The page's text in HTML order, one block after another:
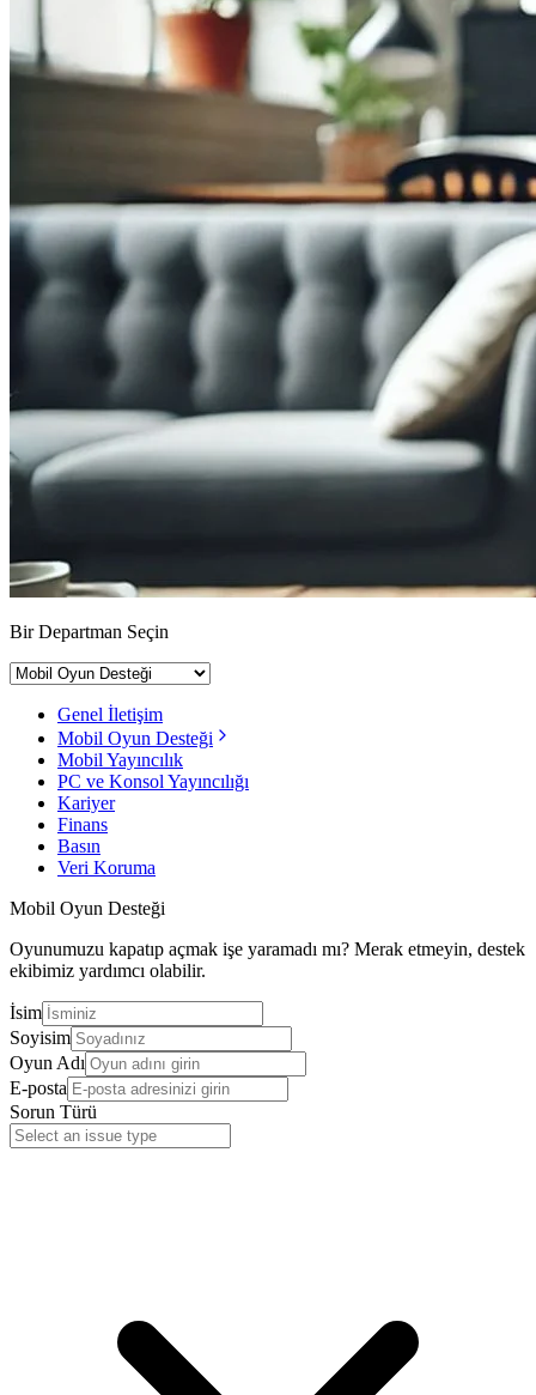
Bir Departman Seçin
Genel İletişim
Mobil Oyun Desteği
Mobil Yayıncılık
PC ve Konsol Yayıncılığı
Kariyer
Finans
Basın
Veri Koruma
Mobil Oyun Desteği
Oyunumuzu kapatıp açmak işe yaramadı mı? Merak etmeyin, destek
ekibimiz yardımcı olabilir.
İsim
Soyisim
Oyun Adı
E-posta
Sorun Türü